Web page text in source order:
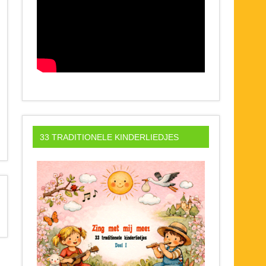
33 TRADITIONELE KINDERLIEDJES